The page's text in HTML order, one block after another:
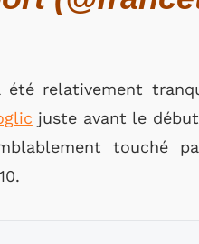
été relativement
juste avant le début